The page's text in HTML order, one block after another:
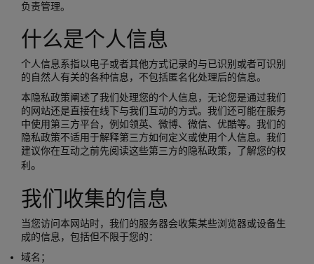
负责管理。
什么是个人信息
个人信息系指以电子或者其他方式记录的与已识别或者可识别
的自然人有关的各种信息，不包括匿名化处理后的信息。
本隐私政策阐述了我们处理您的个人信息，无论您是通过我们
的网站还是直接在线下与我们互动的方式。我们还可能在服务
中使用第三方平台，例如领英、微博、微信、优酷等。我们的
隐私政策不适用于解释第三方如何定义或使用个人信息。我们
建议你在互动之前先阅读这些第三方的隐私政策，了解您的权
利 。
我们收集的信息
当您访问本网站时，我们的服务器会收集某些浏览器或设备生
成的信息，包括但不限于您的：
域名；